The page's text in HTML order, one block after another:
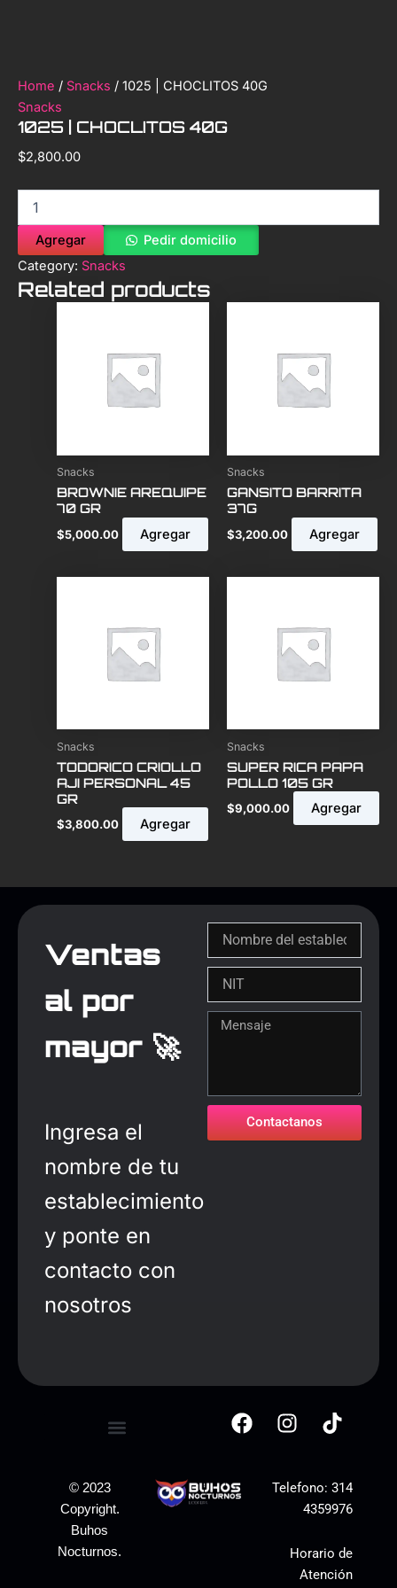
Home / Snacks / 1025 | CHOCLITOS 40G
Snacks
1025 | CHOCLITOS 40G
$2,800.00
Agregar
Pedir domicilio
Category: Snacks
Related products
Snacks
BROWNIE AREQUIPE
70 GR
$5,000.00 Agregar
Snacks
GANSITO BARRITA
37G
$3,200.00 Agregar
Snacks
TODORICO CRIOLLO
AJI PERSONAL 45
GR
$3,800.00 Agregar
Snacks
SUPER RICA PAPA
POLLO 105 GR
$9,000.00 Agregar
Ventas
al por
mayor 🚀
Ingresa el
nombre de tu
establecimiento
y ponte en
contacto con
nosotros
Contactanos
© 2023
Copyright.
Buhos
Nocturnos.
Telefono:314
4359976
Horario de
Atención